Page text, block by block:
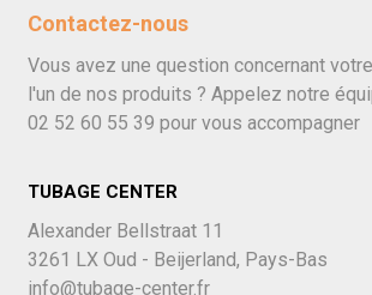
Contactez-nous
Vous avez une question concernant
l'un de nos produits ? Appelez notre
02 52 60 55 39 pour vous accompagner
TUBAGE CENTER
Alexander Bellstraat 11
3261 LX Oud - Beijerland, Pays-Bas
info@tubage-center.fr